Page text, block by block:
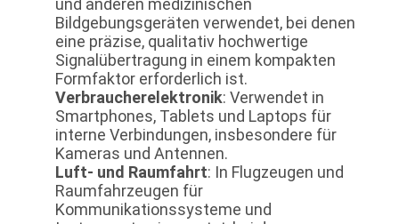
DATENSCHUTZRICHTLINIE
Bildgebungsgeräten verwendet, bei denen
eine präzise, qualitativ hochwertige
Signalübertragung in einem kompakten
Formfaktor erforderlich ist.
Verbraucherelektronik: Verwendet in
Smartphones, Tablets und Laptops für
interne Verbindungen, insbesondere für
Kameras und Antennen.
Luft- und Raumfahrt: In Flugzeugen und
Raumfahrzeugen für
Kommunikationssysteme und